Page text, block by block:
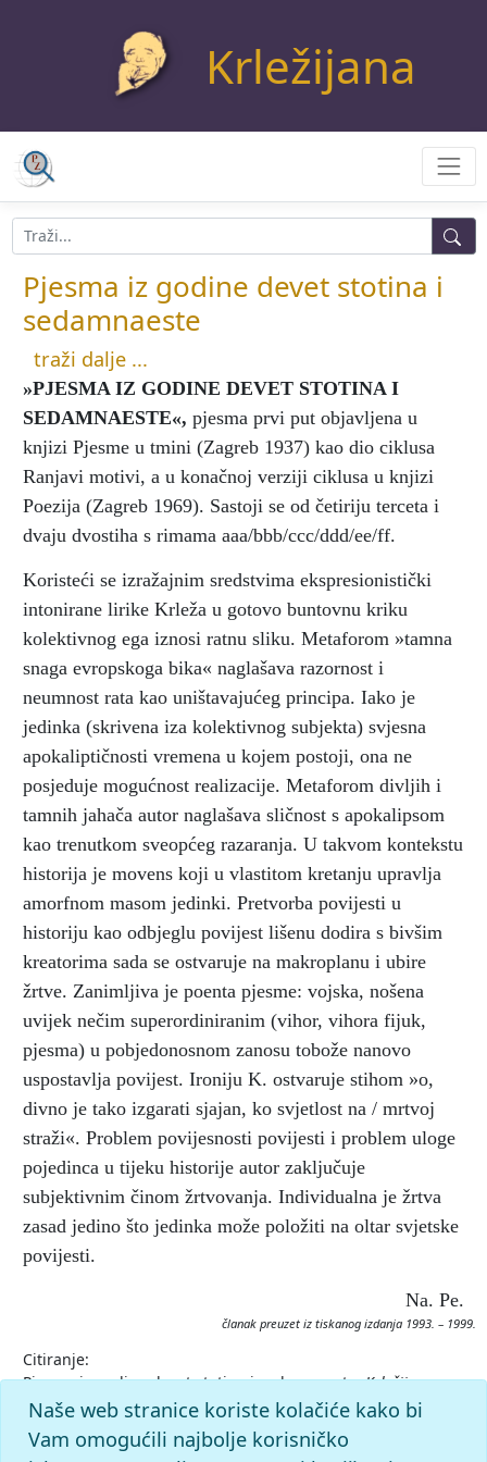
Krležijana
Pjesma iz godine devet stotina i
sedamnaeste
traži dalje ...
»PJESMA IZ GODINE DEVET STOTINA I
SEDAMNAESTE«, pjesma prvi put objavljena u
knjizi Pjesme u tmini (Zagreb 1937) kao dio ciklusa
Ranjavi motivi, a u konačnoj verziji ciklusa u knjizi
Poezija (Zagreb 1969). Sastoji se od četiriju terceta i
dvaju dvostiha s rimama aaa/bbb/ccc/ddd/ee/ff.
Koristeći se izražajnim sredstvima ekspresionistički
intonirane lirike Krleža u gotovo buntovnu kriku
kolektivnog ega iznosi ratnu sliku. Metaforom »tamna
snaga evropskoga bika« naglašava razornost i
neumnost rata kao uništavajućeg principa. Iako je
jedinka (skrivena iza kolektivnog subjekta) svjesna
apokaliptičnosti vremena u kojem postoji, ona ne
posjeduje mogućnost realizacije. Metaforom divljih i
tamnih jahača autor naglašava sličnost s apokalipsom
kao trenutkom sveopćeg razaranja. U takvom kontekstu
historija je movens koji u vlastitom kretanju upravlja
amorfnom masom jedinki. Pretvorba povijesti u
historiju kao odbjeglu povijest lišenu dodira s bivšim
kreatorima sada se ostvaruje na makroplanu i ubire
žrtve. Zanimljiva je poenta pjesme: vojska, nošena
uvijek nečim superordiniranim (vihor, vihora fijuk,
pjesma) u pobjedonosnom zanosu tobože nanovo
uspostavlja povijest. Ironiju K. ostvaruje stihom »o,
divno je tako izgarati sjajan, ko svjetlost na / mrtvoj
straži«. Problem povijesnosti povijesti i problem uloge
pojedinca u tijeku historije autor zaključuje
subjektivnim činom žrtvovanja. Individualna je žrtva
zasad jedino što jedinka može položiti na oltar svjetske
povijesti.
Na. Pe.
članak preuzet iz tiskanog izdanja 1993. – 1999.
Citiranje:
Pjesma iz godine devet stotina i sedamnaeste.Krležijana
(1993–99), mrežno izdanje.Leksikografski zavod Miroslav
Krleža, 2026. Pristupljeno 8.8.2026.
<https://krlezijana.lzmk.hr/clanak/pjesma-iz-godine-devet-
Naše web stranice koriste kolačiće kako bi
Vam omogućili najbolje korisničko